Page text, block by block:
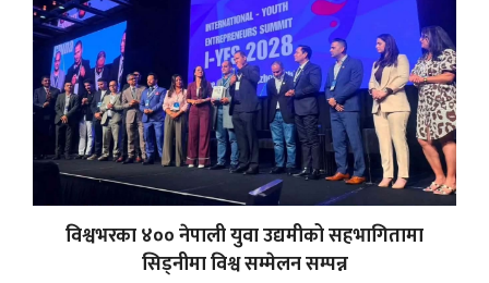
विश्वभरका ४०० नेपाली युवा उद्यमीको सहभागितामा
सिड्नीमा विश्व सम्मेलन सम्पन्न